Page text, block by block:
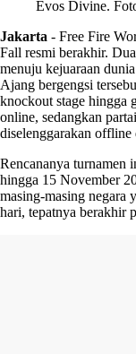
Evos Divine.
Jakarta - Free Fire
Fall resmi berakhir.
menuju kejuaraan
Ajang bergengsi
knockout stage hingga
online, sedangkan
diselenggarakan offline
Rencananya turnamen
hingga 15 November
masing-masing negara
hari, tepatnya berakhir